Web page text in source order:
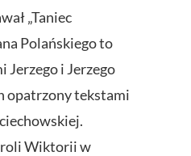
„Taniec
Polańskiego to
Jerzego i Jerzego
opatrzony tekstami
roli Wiktorii w